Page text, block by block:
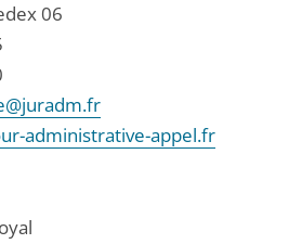
06
administrative-appel.fr